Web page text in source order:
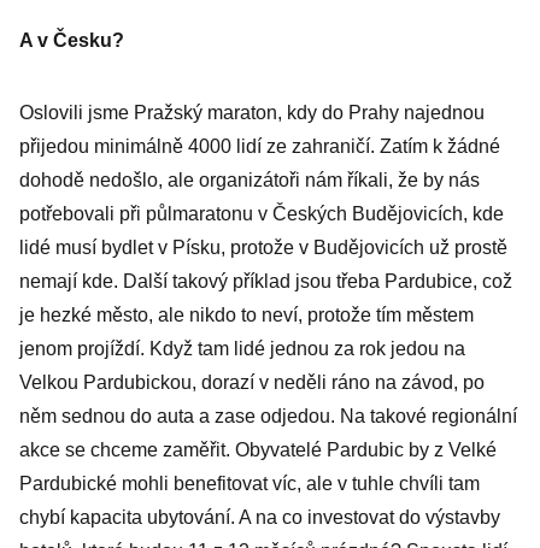
A v Česku?
Oslovili jsme Pražský maraton, kdy do Prahy najednou
přijedou minimálně 4000 lidí ze zahraničí. Zatím k žádné
dohodě nedošlo, ale organizátoři nám říkali, že by nás
potřebovali při půlmaratonu v Českých Budějovicích, kde
lidé musí bydlet v Písku, protože v Budějovicích už prostě
nemají kde. Další takový příklad jsou třeba Pardubice, což
je hezké město, ale nikdo to neví, protože tím městem
jenom projíždí. Když tam lidé jednou za rok jedou na
Velkou Pardubickou, dorazí v neděli ráno na závod, po
něm sednou do auta a zase odjedou. Na takové regionální
akce se chceme zaměřit. Obyvatelé Pardubic by z Velké
Pardubické mohli benefitovat víc, ale v tuhle chvíli tam
chybí kapacita ubytování. A na co investovat do výstavby